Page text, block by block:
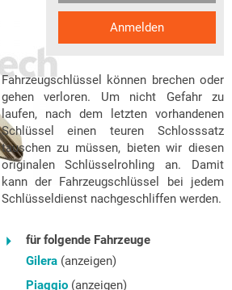
Anmelden
Fahrzeugschlüssel können brechen oder
gehen verloren. Um nicht Gefahr zu
laufen, nach dem letzten vorhandenen
Schlüssel einen teuren Schlosssatz
tauschen zu müssen, bieten wir diesen
originalen Schlüsselrohling an. Damit
kann der Fahrzeugschlüssel bei jedem
Schlüsseldienst nachgeschliffen werden.
für folgende Fahrzeuge
Gilera(anzeigen)
Piaggio(anzeigen)